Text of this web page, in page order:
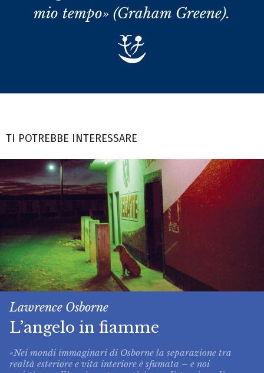
mio tempo» (Graham Greene).
TI POTREBBE INTERESSARE
Lawrence Osborne
L’angelo in fiamme
«Nei mondi immaginari di Osborne la separazione tra
realtà esteriore e vita interiore è sfumata – e noi